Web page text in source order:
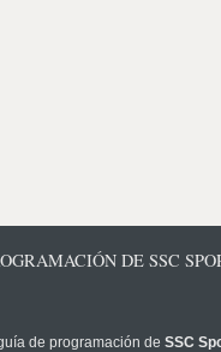
DE SSC
de programación de SSC